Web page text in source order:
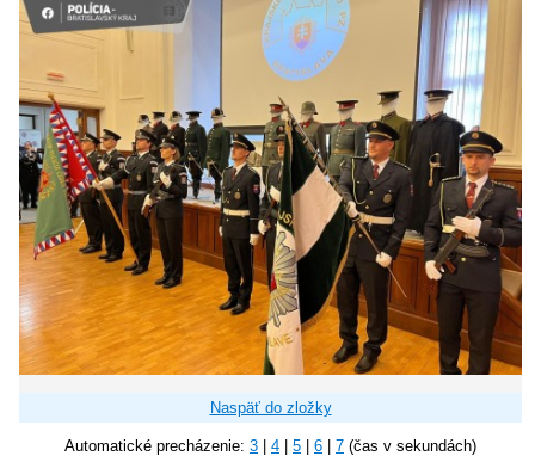
Naspäť do zložky
Automatické precházenie: 3 4 5 6 7 (čas v sekundách)